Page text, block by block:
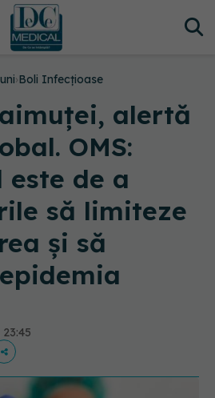
›Boli Infecțioase
alertă
OMS:
este de a
să limiteze
și să